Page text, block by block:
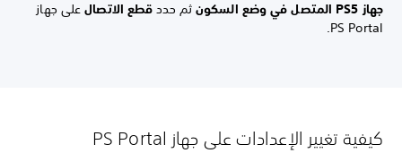
جهاز PS5 المتصل في وضع السكون
ثم حددقطع الاتصالعلى جهاز
PS Portal.
كيفية تغيير الإعدادات على جهاز PS Portal